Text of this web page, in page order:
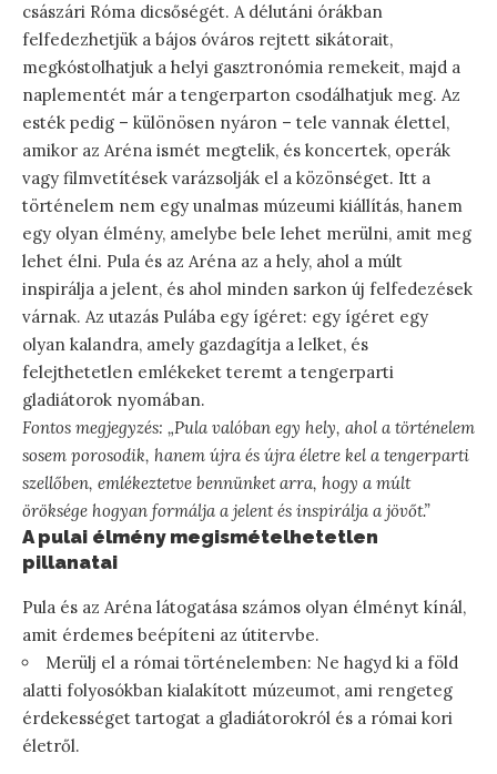
császári Róma dicsőségét. A délutáni órákban
felfedezhetjük a bájos óváros rejtett sikátorait,
megkóstolhatjuk a helyi gasztronómia remekeit, majd a
naplementét már a tengerparton csodálhatjuk meg. Az
esték pedig – különösen nyáron – tele vannak élettel,
amikor az Aréna ismét megtelik, és koncertek, operák
vagy filmvetítések varázsolják el a közönséget. Itt a
történelem nem egy unalmas múzeumi kiállítás, hanem
egy olyan élmény, amelybe bele lehet merülni, amit meg
lehet élni. Pula és az Aréna az a hely, ahol a múlt
inspirálja a jelent, és ahol minden sarkon új felfedezések
várnak. Az utazás Pulába egy ígéret: egy ígéret egy
olyan kalandra, amely gazdagítja a lelket, és
felejthetetlen emlékeket teremt a tengerparti
gladiátorok nyomában.
Fontos megjegyzés: „Pula valóban egy hely, ahol a történelem
sosem porosodik, hanem újra és újra életre kel a tengerparti
szellőben, emlékeztetve bennünket arra, hogy a múlt
öröksége hogyan formálja a jelent és inspirálja a jövőt.”
A pulai élmény megismételhetetlen
pillanatai
Pula és az Aréna látogatása számos olyan élményt kínál,
amit érdemes beépíteni az útitervbe.
Merülj el a római történelemben: Ne hagyd ki a föld
alatti folyosókban kialakított múzeumot, ami rengeteg
érdekességet tartogat a gladiátorokról és a római kori
életről.